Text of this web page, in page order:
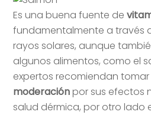
Es una buena fuente de
fundamentalmente a través
rayos solares, aunque
algunos alimentos, como el
expertos recomiendan tomar
moderaciónpor sus efectos
salud dérmica, por otro lado